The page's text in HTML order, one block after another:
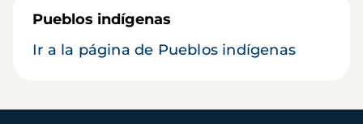
Pueblos indígenas
Ir a la página de Pueblos indígenas